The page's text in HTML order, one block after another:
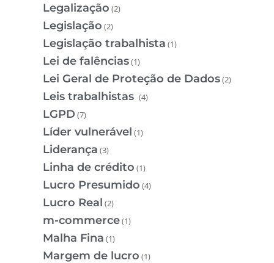
Legalização (2)
Legislação (2)
Legislação trabalhista (1)
Lei de falências(1)
Lei Geral de Proteção de Dados(2)
Leis trabalhistas (4)
LGPD (7)
Líder vulnerável (1)
Liderança (3)
Linha de crédito (1)
Lucro Presumido (4)
Lucro Real (2)
m-commerce(1)
Malha Fina (1)
Margem de lucro (1)